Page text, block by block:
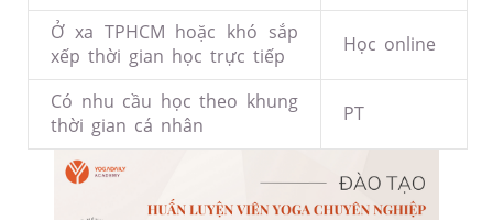
Ở xa TPHCM hoặc khó sắp
xếp thời gian học trực tiếp
Học online
Có nhu cầu học theo khung
thời gian cá nhân
PT